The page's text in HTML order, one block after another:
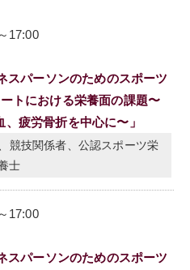
17:00
スパーソンのためのスポーツ
トにおける栄養面の課題〜
疲労骨折を中心に〜」
競技関係者、公認スポーツ栄
士
17:00
スパーソンのためのスポーツ